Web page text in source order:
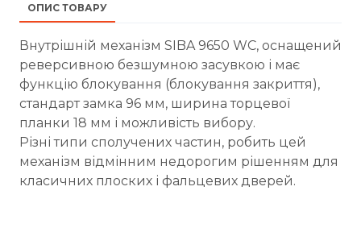
ОПИС ТОВАРУ
Внутрішній механізм SIBA 9650 WC, оснащений
реверсивною безшумною засувкою і має
функцію блокування (блокування закриття),
стандарт замка 96 мм, ширина торцевої
планки 18 мм і можливість вибору.
Різні типи сполучених частин, робить цей
механізм відмінним недорогим рішенням для
класичних плоских і фальцевих дверей.